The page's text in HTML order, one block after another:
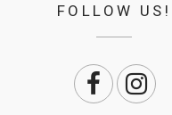
FOLLOW US!